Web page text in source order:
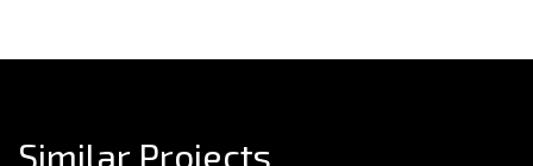
Similar Projects